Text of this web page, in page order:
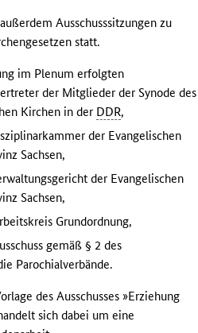
Ausschusssitzungen zu
statt.
im Plenum erfolgten
der Mitglieder der Synode des
Kirchen in der DDR,
der Evangelischen
Sachsen,
der Evangelischen
Sachsen,
Grundordnung,
gemäß § 2 des
Parochialverbände.
des Ausschusses »Erziehung
sich dabei um eine